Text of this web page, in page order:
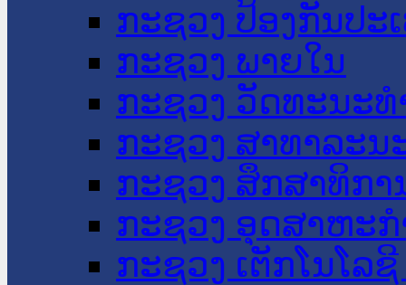
ກະຊວງ ປ້ອງກັນປະ
ກະຊວງ ພາຍໃນ
ກະຊວງ ວັດທະນະ
ກະຊວງ ສາທາລະນ
ກະຊວງ ສຶກສາທິກາ
ກະຊວງ ອຸດສາຫະ
ກະຊວງ ເຕັກໂນໂລ